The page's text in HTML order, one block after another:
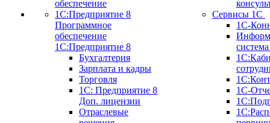
Программное
обеспечение
1С:Предприятие 8
Бухгалтерия
Зарплата и кадры
Торговля
1C: Предприятие 8
Доп. лицензии
Отраслевые
Сервисы 1С
1С-
1С-